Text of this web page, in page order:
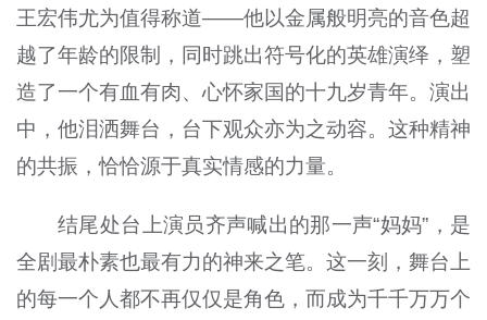
王宏伟尤为值得称道——他以金属般明亮的音色超
越了年龄的限制，同时跳出符号化的英雄演绎，塑
造了一个有血有肉、心怀家国的十九岁青年。演出
中，他泪洒舞台，台下观众亦为之动容。这种精神
的共振，恰恰源于真实情感的力量。
结尾处台上演员齐声喊出的那一声“妈妈”，是
全剧最朴素也最有力的神来之笔。这一刻，舞台上
的每一个人都不再仅仅是角色，而成为千千万万个